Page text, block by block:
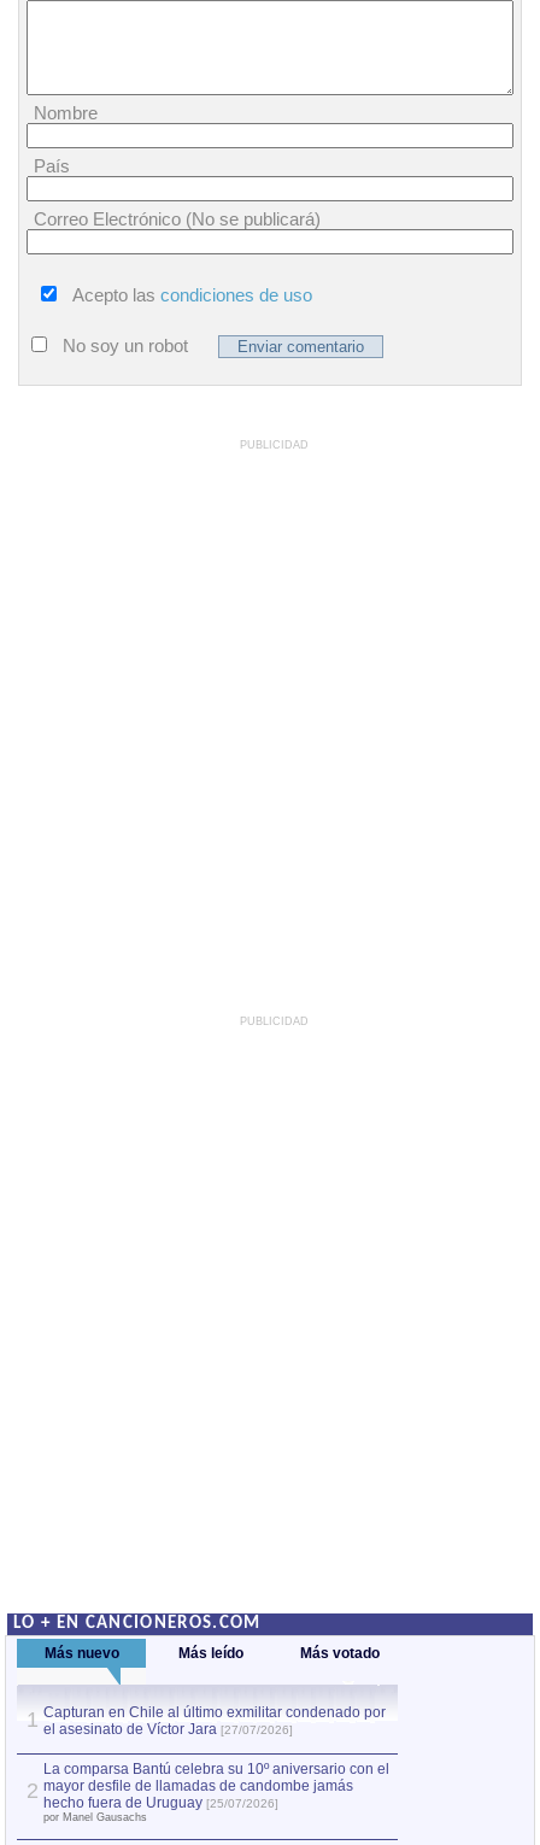
Nombre
País
Correo Electrónico (No se publicará)
Acepto las condiciones de uso
No soy un robot
PUBLICIDAD
PUBLICIDAD
LO + EN CANCIONEROS.COM
Más nuevo Más leído Más votado
1 Capturan en Chile al último exmilitar condenado por
el asesinato de Víctor Jara [27/07/2026]
2
La comparsa Bantú celebra su 10º aniversario con el
mayor desfile de llamadas de candombe jamás
hecho fuera de Uruguay [25/07/2026]
por Manel Gausachs